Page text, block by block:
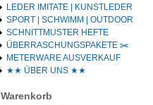
LEDER IMITATE | KUNSTLEDER
SPORT | SCHWIMM | OUTDOOR
SCHNITTMUSTER HEFTE
ÜBERRASCHUNGSPAKETE ✂️️
METERWARE AUSVERKAUF
★★ ÜBER UNS ★★
Warenkorb